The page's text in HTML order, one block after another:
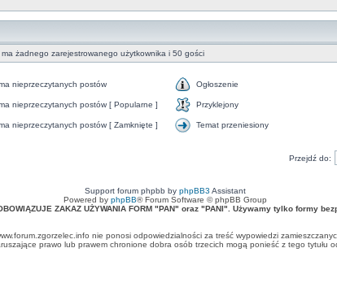
żadnego zarejestrowanego użytkownika i 50 gości
nieprzeczytanych postów Ogłoszenie
nieprzeczytanych postów [ Popularne ] Przyklejony
nieprzeczytanych postów [ Zamknięte ] Temat przeniesiony
Przejdź do:
Support forum phpbb by phpBB3 Assistant
Powered by phpBB® Forum Software © phpBB Group
ZAKAZ UŻYWANIA FORM "PAN" oraz "PANI". Używamy tylko formy
nie ponosi odpowiedzialności za treść wypowiedzi
prawo lub prawem chronione dobra osób trzecich mogą ponieść z tego tytułu